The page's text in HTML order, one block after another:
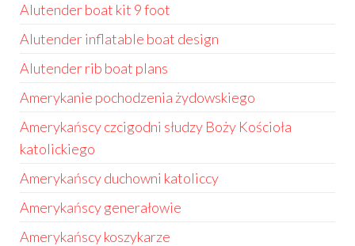
Alutender boat kit 9 foot
Alutender inflatable boat design
Alutender rib boat plans
Amerykanie pochodzenia żydowskiego
Amerykańscy czcigodni słudzy Boży Kościoła
katolickiego
Amerykańscy duchowni katoliccy
Amerykańscy generałowie
Amerykańscy koszykarze